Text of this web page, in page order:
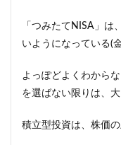
「つみたてNISA」は
いようになっている(
よっぽどよくわから
を選ばない限りは、
積立型投資は、株価